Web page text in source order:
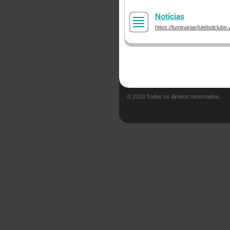
Notícias
https://
© 2010 Todos os direitos reservados.